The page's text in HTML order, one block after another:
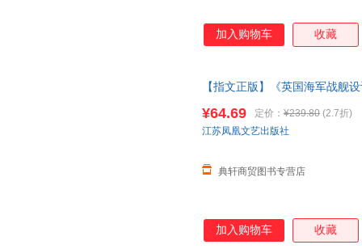
加入购物车 收藏
【指文正版】《英国海军战舰
¥64.69 定价： ¥239.80 (2.7折)
典轩商贸图书专营店
江苏凤凰文艺出版社
加入购物车 收藏